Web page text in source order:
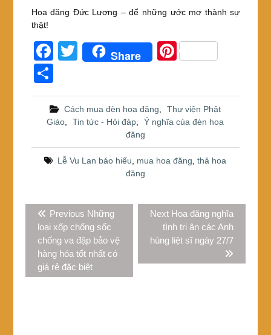
Hoa đăng Đức Lương – để những ước mơ thành sự
thật!
F
a
c
e
b
o
o
T
er
Share
Pi
e
st
h
ar
e
Cách mua đèn hoa đăng
Thư viện Phật
Giáo
Tin tức - Hỏi đáp
Ý nghĩa của đèn hoa
đăng
Lễ Vu Lan báo hiếu mua hoa đăng ,thả hoa
đăng
hướng
bài
viết
Previous Previous
post:
Những
loại xốp chống sốc
chống va đập bảo vệ
hàng hóa tốt nhất có
giá rẻ đặc biệt
Next Next
post:
Hoa đăng nghĩa
tình tri ân các Anh
hùng liệt sĩ ngày 27/7